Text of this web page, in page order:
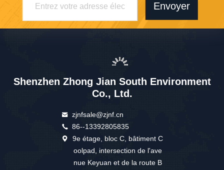
Envoyer
Shenzhen Zhong Jian South Environment
Co., Ltd.
zjnfsale@zjnf.cn
86--13392805835
9e étage, bloc C, bâtiment C
oolpad, intersection de l'ave
nue Keyuan et de la route B